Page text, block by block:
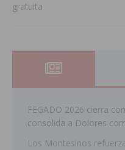
gratuita
FEGADO 2026 cierra
consolida a Dolores
Los Montesinos